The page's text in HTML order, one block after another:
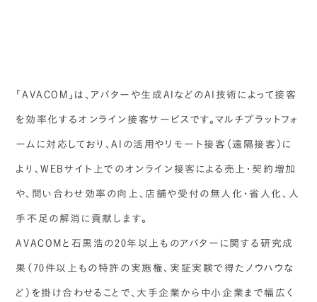
「AVACOM」は、アバターや生成AIなどのAI技術によって接客
を効率化するオンライン接客サービスです。マルチプラットフォ
ームに対応しており、AIの活用やリモート接客（遠隔接客）に
より、WEBサイト上でのオンライン接客による売上・契約増加
や、問い合わせ効率の向上、店舗や受付の無人化・省人化、人
手不足の解消に貢献します。
AVACOMと石黒浩の20年以上ものアバターに関する研究成
果（70件以上もの特許の実施権、実証実験で得たノウハウな
ど）を掛け合わせることで、大手企業から中小企業まで幅広く